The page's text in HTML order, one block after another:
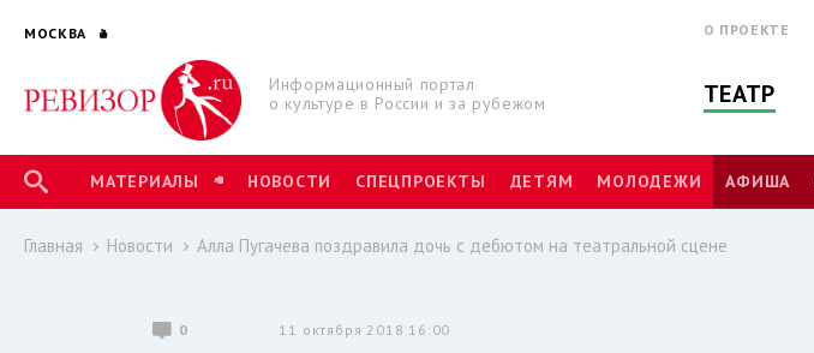
МОСКВА
Информационный портал
о культуре в России и за рубежом
О ПРОЕКТЕ
ТЕАТР
МАТЕРИАЛЫ НОВОСТИ СПЕЦПРОЕКТЫ ДЕТЯМ МОЛОДЕЖИ АФИША
Главная Новости Алла Пугачева поздравила дочь с дебютом на театральной сцене
0 11 октября 2018 16:00